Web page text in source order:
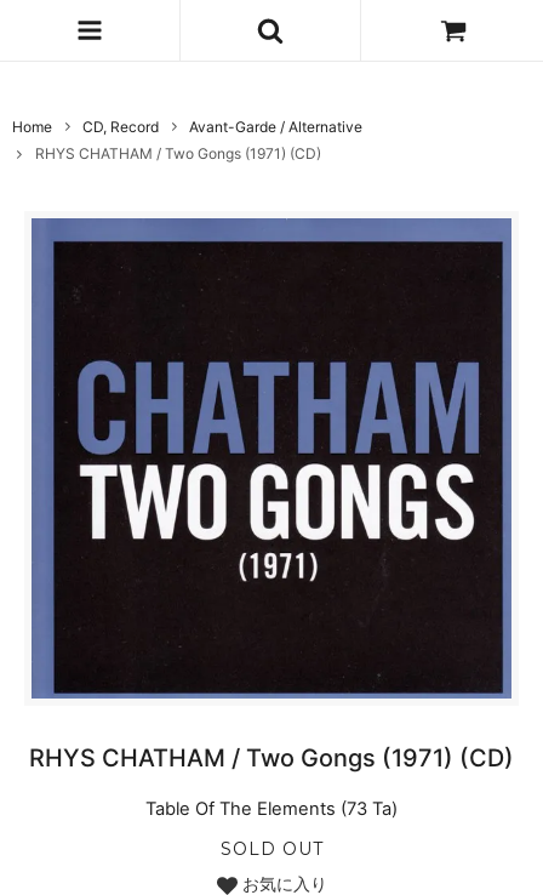
Home CD, Record
Avant-Garde / Alternative
RHYS CHATHAM / Two Gongs (1971) (CD)
RHYS CHATHAM / Two Gongs (1971) (CD)
Table Of The Elements (73 Ta)
SOLD OUT
お気に入り